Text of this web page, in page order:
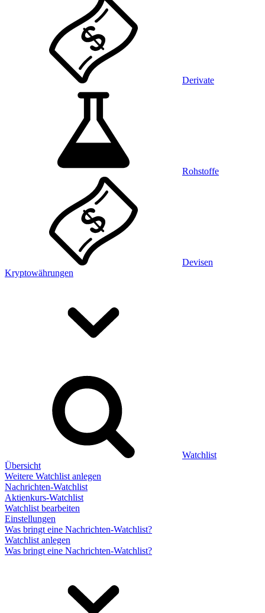
Derivate
Rohstoffe
Devisen
Kryptowährungen
Watchlist
Übersicht
Weitere Watchlist anlegen
Nachrichten-Watchlist
Aktienkurs-Watchlist
Watchlist bearbeiten
Einstellungen
Was bringt eine Nachrichten-Watchlist?
Watchlist anlegen
Was bringt eine Nachrichten-Watchlist?